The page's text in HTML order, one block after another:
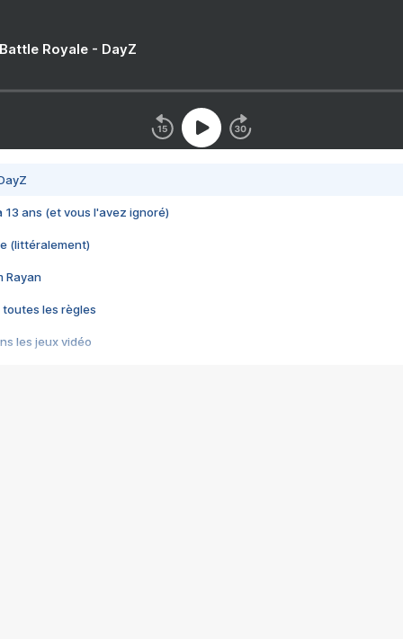
Royale - DayZ
13 ans (et vous l'avez ignoré)
(littéralement)
Rayan
toutes les règles
les jeux vidéo